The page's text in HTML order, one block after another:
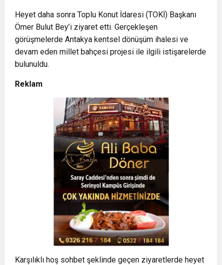
Heyet daha sonra Toplu Konut İdaresi (TOKİ) Başkanı
Ömer Bulut Bey’i ziyaret etti. Gerçekleşen
görüşmelerde Antakya kentsel dönüşüm ihalesi ve
devam eden millet bahçesi projesi ile ilgili istişarelerde
bulunuldu.
Reklam
Karşılıklı hoş sohbet şeklinde geçen ziyaretlerde heyet